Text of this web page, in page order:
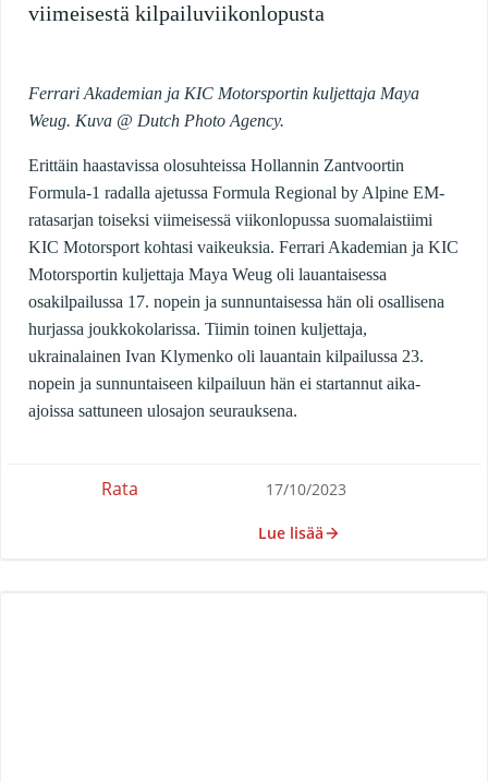
viimeisestä kilpailuviikonlopusta
Ferrari Akademian ja KIC Motorsportin kuljettaja Maya
Weug. Kuva @ Dutch Photo Agency.
Erittäin haastavissa olosuhteissa Hollannin Zantvoortin
Formula-1 radalla ajetussa Formula Regional by Alpine EM-
ratasarjan toiseksi viimeisessä viikonlopussa suomalaistiimi
KIC Motorsport kohtasi vaikeuksia. Ferrari Akademian ja KIC
Motorsportin kuljettaja Maya Weug oli lauantaisessa
osakilpailussa 17. nopein ja sunnuntaisessa hän oli osallisena
hurjassa joukkokolarissa. Tiimin toinen kuljettaja,
ukrainalainen Ivan Klymenko oli lauantain kilpailussa 23.
nopein ja sunnuntaiseen kilpailuun hän ei startannut aika-
ajoissa sattuneen ulosajon seurauksena.
Rata 17/10/2023
Lue lisää